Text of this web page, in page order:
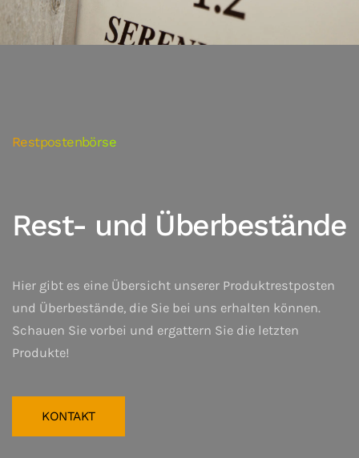
Restpostenbörse
Rest- und Überbestände
Hier gibt es eine Übersicht unserer Produktrestposten
und Überbestände, die Sie bei uns erhalten können.
Schauen Sie vorbei und ergattern Sie die letzten
Produkte!
KONTAKT